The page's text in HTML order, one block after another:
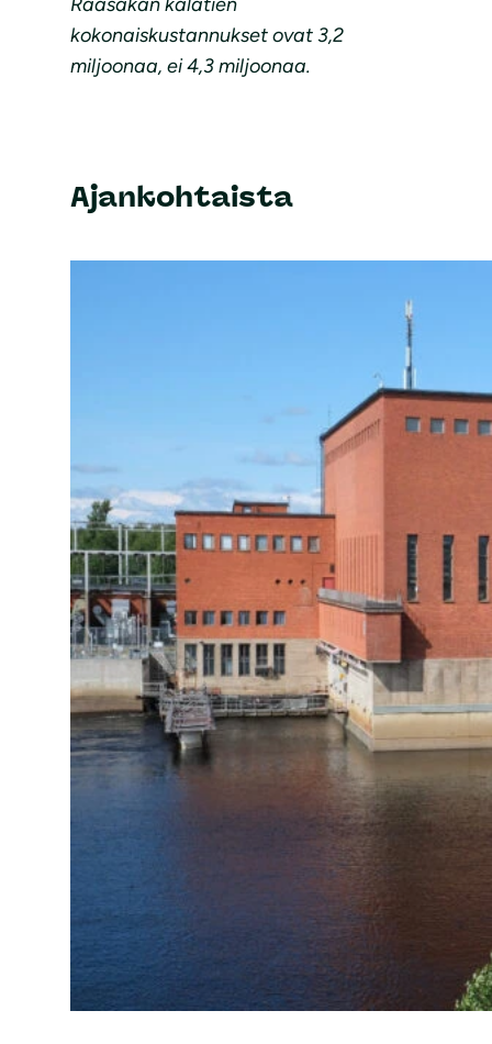
Raasakan kalatien
kokonaiskustannukset ovat 3,2
miljoonaa, ei 4,3 miljoonaa.
Ajankohtaista